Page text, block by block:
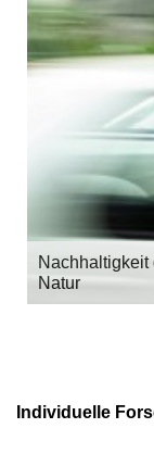
Nachhaltigkeit
Natur
Individuelle